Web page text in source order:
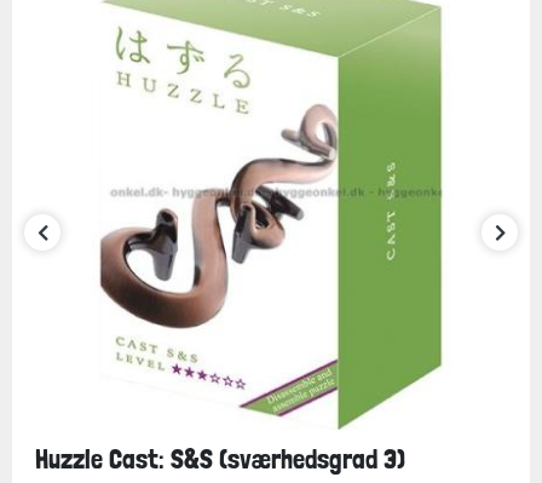
Huzzle Cast: S&S (sværhedsgrad 3)